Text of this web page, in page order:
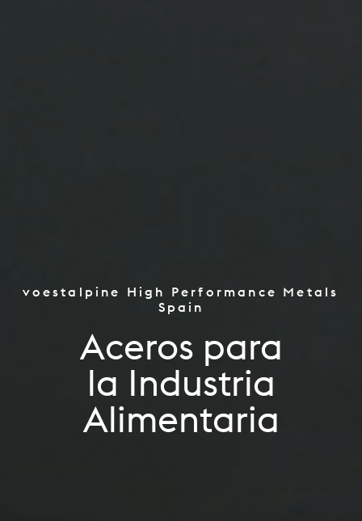
Herramientas
la Industria Aeroespacial
Oil & Gas / CPI
Energías Renovables
Fabricación Aditiva
voestalpine High Performance Metals
Spain
Aceros para
la Industria
Alimentaria